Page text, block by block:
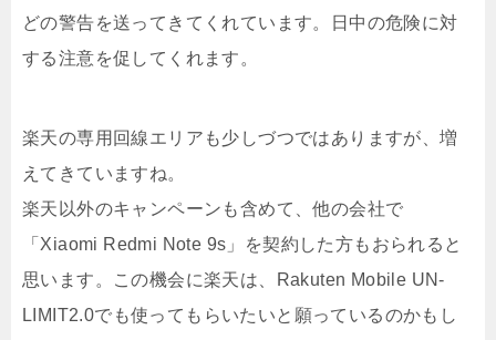
どの警告を送ってきてくれています。日中の危険に対
する注意を促してくれます。
楽天の専用回線エリアも少しづつではありますが、増
えてきていますね。
楽天以外のキャンペーンも含めて、他の会社で
「Xiaomi Redmi Note 9s」を契約した方もおられると
思います。この機会に楽天は、Rakuten Mobile UN-
LIMIT2.0でも使ってもらいたいと願っているのかもし